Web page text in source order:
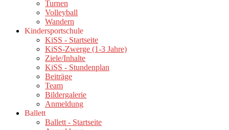
Turnen
Volleyball
Wandern
Kindersportschule
KiSS - Startseite
KiSS-Zwerge (1-3 Jahre)
Ziele/Inhalte
KiSS - Stundenplan
Beiträge
Team
Bildergalerie
Anmeldung
Ballett
Ballett - Startseite